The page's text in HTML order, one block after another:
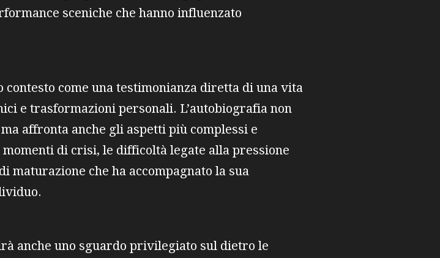
sceniche che hanno influenzato
come una testimonianza diretta di una vita
e trasformazioni personali. L’autobiografia non
affronta anche gli aspetti più complessi e
di crisi, le difficoltà legate alla pressione
maturazione che ha accompagnato la sua
anche uno sguardo privilegiato sul dietro le